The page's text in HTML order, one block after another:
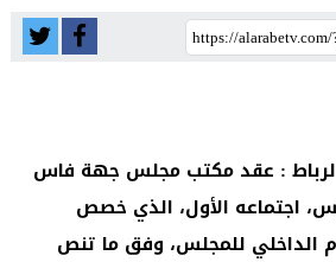
الرباط : عقد مكتب مجلس جهة فاس
اجتماعه الأول، الذي خصص
الداخلي للمجلس، وفق ما تنص